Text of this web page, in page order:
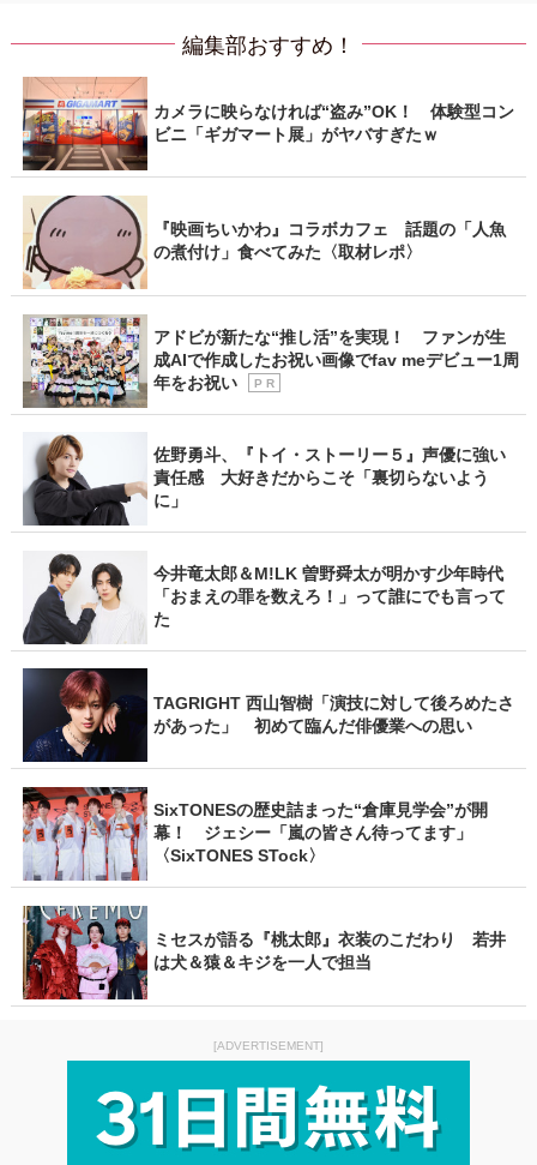
編集部おすすめ！
カメラに映らなければ“盗み”OK！ 体験型コン
ビニ「ギガマート展」がヤバすぎたｗ
『映画ちいかわ』コラボカフェ 話題の「人魚
の煮付け」食べてみた〈取材レポ〉
アドビが新たな“推し活”を実現！ ファンが生
成AIで作成したお祝い画像でfav meデビュー1周
年をお祝い
P R
佐野勇斗、『トイ・ストーリー５』声優に強い
責任感 大好きだからこそ「裏切らないよう
に」
今井竜太郎＆M!LK 曽野舜太が明かす少年時代
「おまえの罪を数えろ！」って誰にでも言って
た
TAGRIGHT 西山智樹「演技に対して後ろめたさ
があった」 初めて臨んだ俳優業への思い
SixTONESの歴史詰まった“倉庫見学会”が開
幕！ ジェシー「嵐の皆さん待ってます」
〈SixTONES STock〉
ミセスが語る『桃太郎』衣装のこだわり 若井
は犬＆猿＆キジを一人で担当
[ADVERTISEMENT]